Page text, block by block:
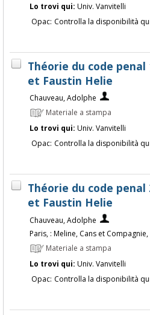
Lo trovi qui: Univ. Vanvitelli
Opac: Controlla la disponibilità
Théorie du code
et Faustin Helie
Chauveau, Adolphe
Materiale a stampa
Lo trovi qui: Univ. Vanvitelli
Opac: Controlla la disponibilità
Théorie du code
et Faustin Helie
Chauveau, Adolphe
Paris, : Meline, Cans et
Materiale a stampa
Lo trovi qui: Univ. Vanvitelli
Opac: Controlla la disponibilità